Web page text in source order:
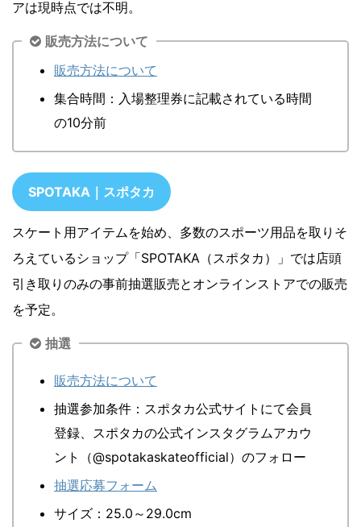
アは現時点では不明。
販売方法について
販売方法について
集合時間：入場整理券に記載されている時間
の10分前
SPOTAKA｜スポタカ
スケート用アイテムを始め、多数のスポーツ用品を取りそ
ろえているショップ「SPOTAKA（スポタカ）」では店頭
引き取りのみの事前抽選販売とオンラインストアでの販売
を予定。
抽選
販売方法について
抽選参加条件：スポタカ公式サイトにて会員
登録、スポタカの公式インスタグラムアカウ
ント（@spotakaskateofficial）のフォロー
抽選応募フォーム
サイズ：25.0～29.0cm